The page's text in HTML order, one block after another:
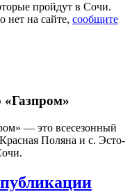
пройдут в Сочи.
нет на сайте, сообщите
«Газпром»
— это всесезонный
Поляна и с. Эсто-